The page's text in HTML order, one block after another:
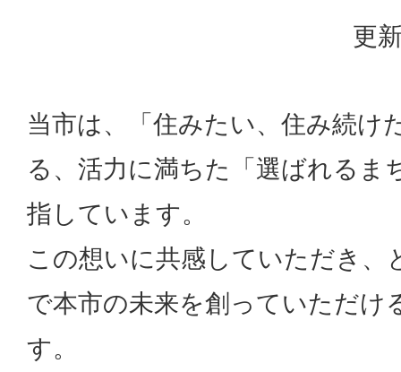
更
当市は、「住みたい、住み続け
る、活力に満ちた「選ばれるま
指しています。
この想いに共感していただき、
で本市の未来を創っていただけ
す。